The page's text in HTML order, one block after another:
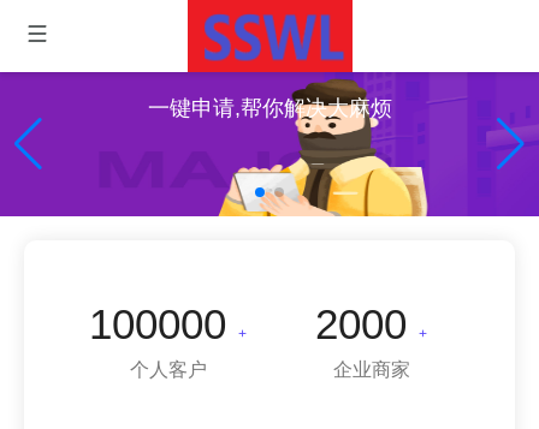
一键申请,帮你解决大麻烦
100000 +
个人客户
2000 +
企业商家